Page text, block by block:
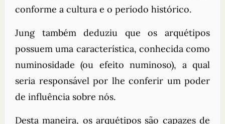
conforme a cultura e o período histórico.
Jung também deduziu que os arquétipos
possuem uma característica, conhecida como
numinosidade (ou efeito numinoso), a qual
seria responsável por lhe conferir um poder
de influência sobre nós.
Desta maneira, os arquétipos são capazes de